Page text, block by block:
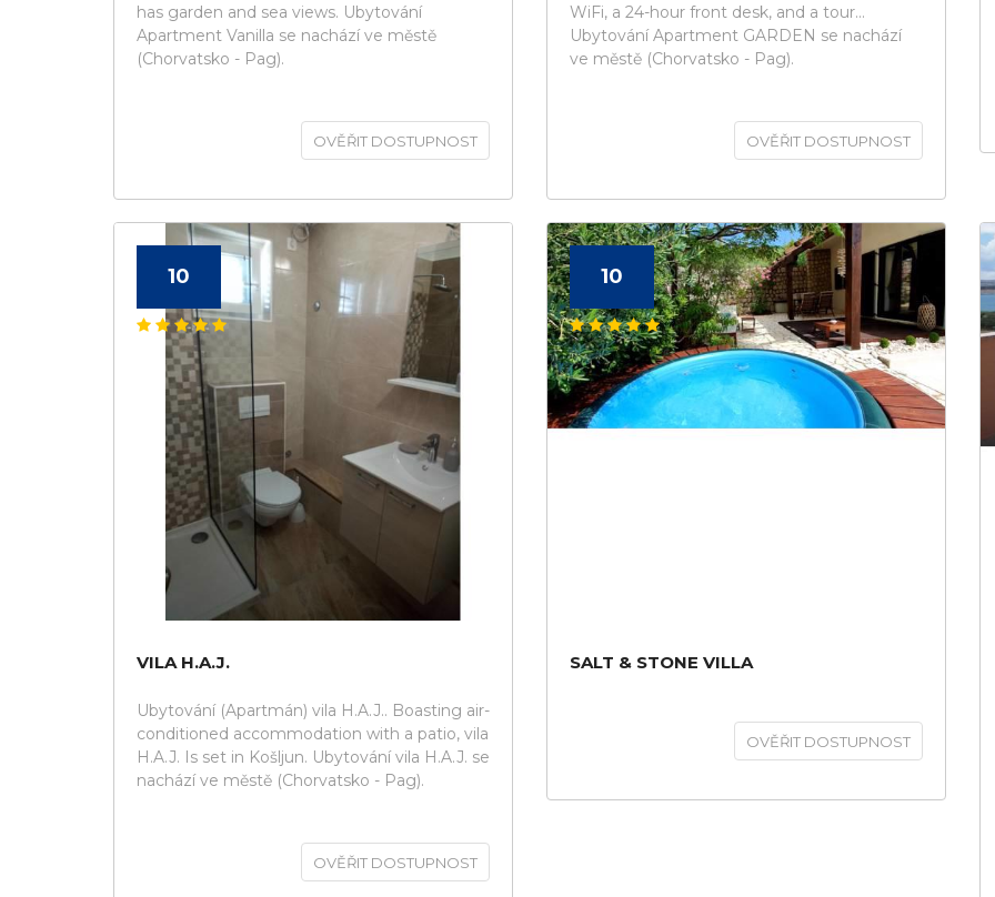
has garden and sea views. Ubytování
Apartment Vanilla se nachází ve městě
(Chorvatsko - Pag).
OVĚŘIT DOSTUPNOST
WiFi, a 24-hour front desk, and a tour...
Ubytování Apartment GARDEN se nachází
ve městě (Chorvatsko - Pag).
OVĚŘIT DOSTUPNOST
10
VILA H.A.J.
Ubytování (Apartmán) vila H.A.J.. Boasting air-
conditioned accommodation with a patio, vila
H.A.J. Is set in Košljun. Ubytování vila H.A.J. se
nachází ve městě (Chorvatsko - Pag).
OVĚŘIT DOSTUPNOST
10
SALT & STONE VILLA
OVĚŘIT DOSTUPNOST